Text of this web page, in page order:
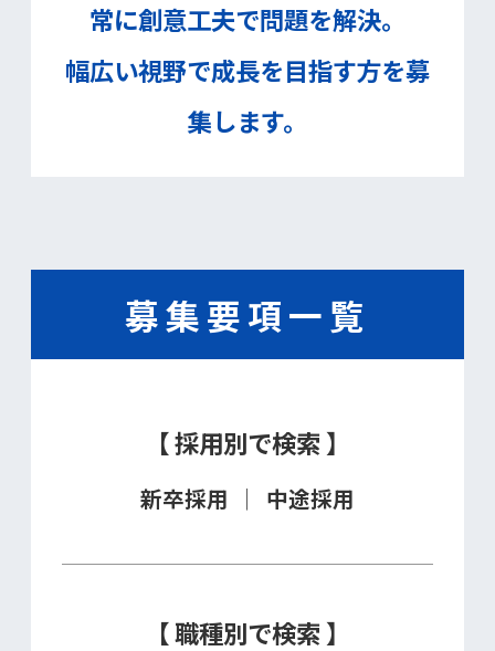
常に創意工夫で問題を解決。
幅広い視野で成長を目指す方を募
集します。
募集要項一覧
【 採用別で検索 】
新卒採用 中途採用
【 職種別で検索 】